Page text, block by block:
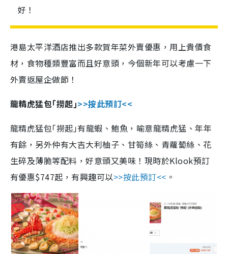
好！
港島太平洋酒店推出多款賀年菜外賣優惠，用上貴價食
材，食物種類豐富而且好意頭，今個新年可以考慮一下
外賣返屋企做節！
龍精虎猛包｢撈起｣>>按此預訂<<
龍精虎猛包｢撈起｣有龍蝦、鮑魚，喻意龍精虎猛 、年年
有餘，另外仲有大吉大利柚子、甘筍絲、青蘿蔔絲、花
生碎及薄脆等配料，好意頭又美味！現時於Klook預訂
有優惠$747起，有興趣可以>>按此預訂<< 。